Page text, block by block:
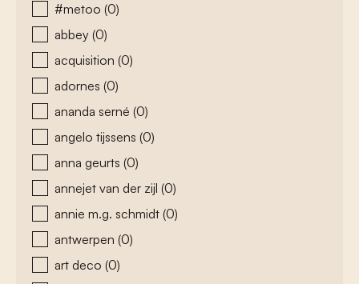
#metoo (0)
abbey (0)
acquisition (0)
adornes (0)
ananda serné (0)
angelo tijssens (0)
anna geurts (0)
annejet van der zijl (0)
annie m.g. schmidt (0)
antwerpen (0)
art deco (0)